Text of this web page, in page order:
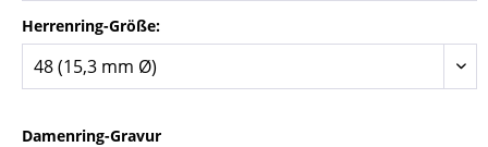
Herrenring-Größe:
Damenring-Gravur